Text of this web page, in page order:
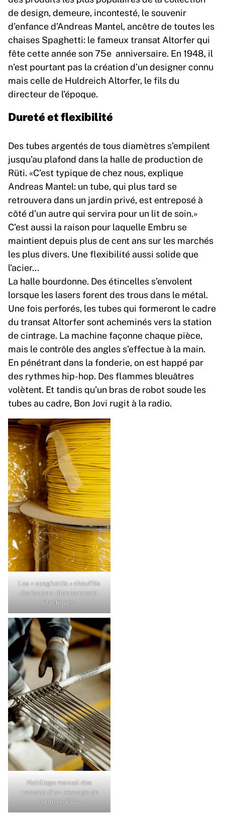
de design, demeure, incontesté, le souvenir
d’enfance d’Andreas Mantel, ancêtre de toutes les
chaises Spaghetti: le fameux transat Altorfer qui
fête cette année son 75e anniversaire. En 1948, il
n’est pourtant pas la création d’un designer connu
mais celle de Huldreich Altorfer, le fils du
directeur de l’époque.
Dureté et flexibilité
Des tubes argentés de tous diamètres s’empilent
jusqu’au plafond dans la halle de production de
Rüti. «C’est typique de chez nous, explique
Andreas Mantel: un tube, qui plus tard se
retrouvera dans un jardin privé, est entreposé à
côté d’un autre qui servira pour un lit de soin.»
C’est aussi la raison pour laquelle Embru se
maintient depuis plus de cent ans sur les marchés
les plus divers. Une flexibilité aussi solide que
l’acier…
La halle bourdonne. Des étincelles s’envolent
lorsque les lasers forent des trous dans le métal.
Une fois perforés, les tubes qui formeront le cadre
du transat Altorfer sont acheminés vers la station
de cintrage. La machine façonne chaque pièce,
mais le contrôle des angles s’effectue à la main.
En pénétrant dans la fonderie, on est happé par
des rythmes hip-hop. Des flammes bleuâtres
volètent. Et tandis qu’un bras de robot soude les
tubes au cadre, Bon Jovi rugit à la radio.
Les « spaghettis » chauffés
deviennent étonnamment
élastiques.
Habillage manuel des
transats d’un tressage de
corde en PVC.